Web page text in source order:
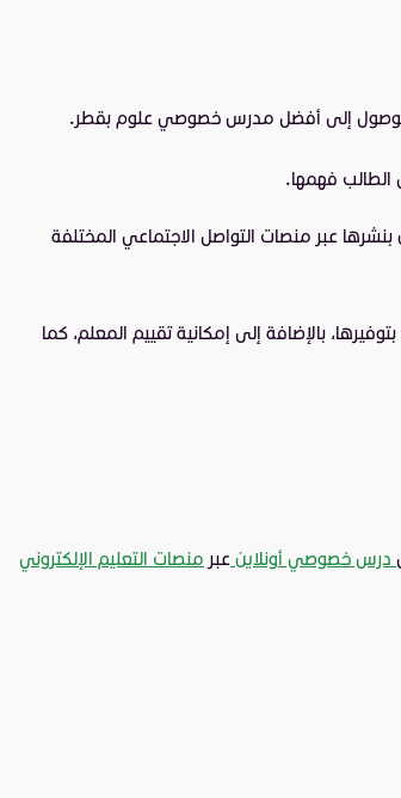
الوصول إلى أفضل مدرس خصوصي علوم بقطر.
الطالب فهمها.
عبر منصات التواصل الاجتماعي المختلفة
بالإضافة إلى إمكانية تقييم المعلم، كما
درس خصوصي أونلاين عبر منصات التعليم الإلكتروني